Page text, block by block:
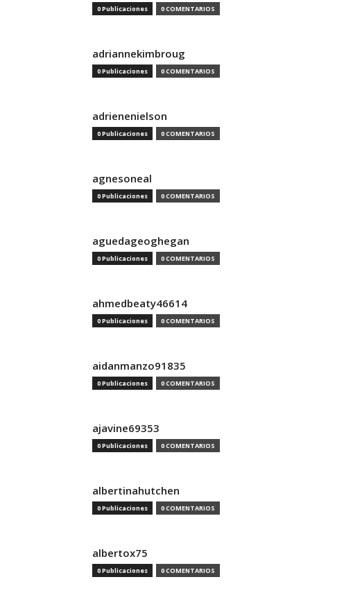
0 Publicaciones 0 COMENTARIOS
adriannekimbroug
0 Publicaciones 0 COMENTARIOS
adrienenielson
0 Publicaciones 0 COMENTARIOS
agnesoneal
0 Publicaciones 0 COMENTARIOS
aguedageoghegan
0 Publicaciones 0 COMENTARIOS
ahmedbeaty46614
0 Publicaciones 0 COMENTARIOS
aidanmanzo91835
0 Publicaciones 0 COMENTARIOS
ajavine69353
0 Publicaciones 0 COMENTARIOS
albertinahutchen
0 Publicaciones 0 COMENTARIOS
albertox75
0 Publicaciones 0 COMENTARIOS